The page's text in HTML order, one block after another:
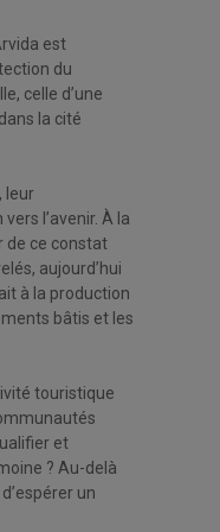
est
du
celle d’une
la cité
leur
l’avenir. À la
de ce constat
aujourd’hui
à la production
bâtis et les
touristique
et
? Au-delà
un